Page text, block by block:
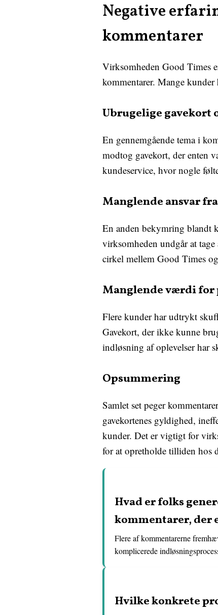
Negative
kommentarer
Virksomheden Good Times
kommentarer. Mange
Ubrugelige gavekort
En gennemgående tema i
modtog gavekort, der enten
kundeservice, hvor nogle
Manglende ansvar
En anden bekymring blandt
virksomheden undgår at
cirkel mellem Good Times
Manglende værdi for
Flere kunder har udtrykt
Gavekort, der ikke kunne
indløsning af oplevelser har
Opsummering
Samlet set peger
gavekortenes gyldighed,
kunder. Det er vigtigt for
for at opretholde tilliden hos
Hvad er folks
kommentarer, der
Flere af kommentarerne
komplicerede
Hvilke konkrete